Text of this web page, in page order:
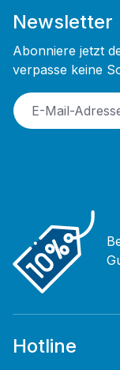
Newsletter
Abonniere jetzt
verpasse keine
Hotline